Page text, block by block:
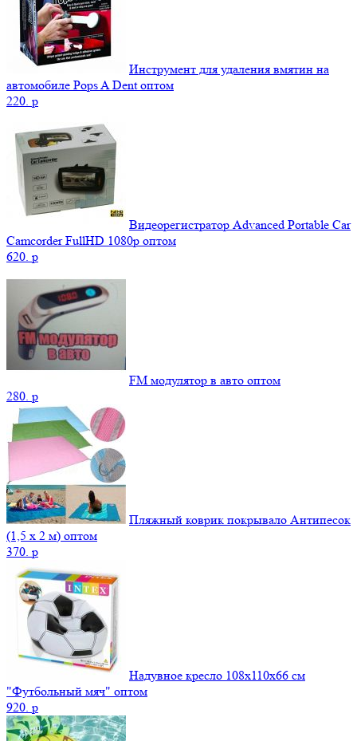
Инструмент для удаления вмятин на
автомобиле Pops A Dent оптом
220. p
Видеорегистратор Advanced Portable Car
Camcorder FullHD 1080p оптом
620. p
FM модулятор в авто оптом
280. p
Пляжный коврик покрывало Антипесок
(1,5 х 2 м) оптом
370. p
Надувное кресло 108х110х66 см
"Футбольный мяч" оптом
920. p